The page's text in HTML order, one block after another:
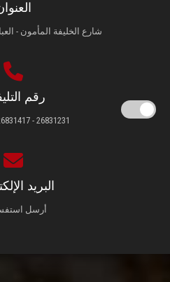
شارع الخليفة المأمون -
رقم
26831231 - 26831417 - 26831474
البريد
أرسل